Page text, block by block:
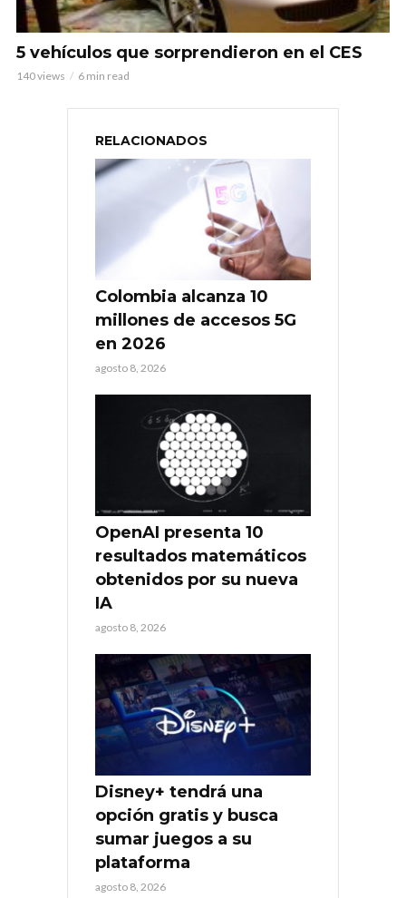
5 vehículos que sorprendieron en el CES
140 views 6 min read
RELACIONADOS
Colombia alcanza 10
millones de accesos 5G
en 2026
agosto 8, 2026
OpenAI presenta 10
resultados matemáticos
obtenidos por su nueva
IA
agosto 8, 2026
Disney+ tendrá una
opción gratis y busca
sumar juegos a su
plataforma
agosto 8, 2026